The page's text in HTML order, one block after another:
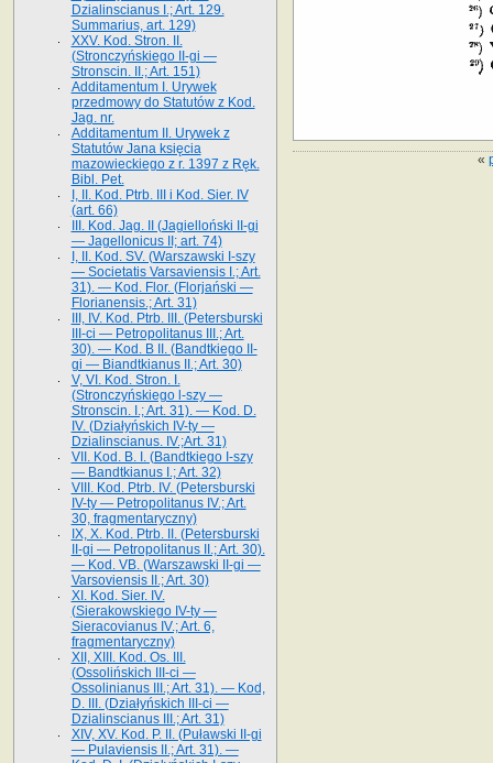
«
Dzialinscianus I.; Art. 129.
Summarius, art. 129)
XXV. Kod. Stron. II.
(Stronczyńskiego II-gi —
Stronscin. II.; Art. 151)
Additamentum I. Urywek
przedmowy do Statutów z Kod.
Jag. nr.
Additamentum II. Urywek z
Statutów Jana księcia
mazowieckiego z r. 1397 z Ręk.
Bibl. Pet.
I, II. Kod. Ptrb. III i Kod. Sier. IV
(art. 66)
III. Kod. Jag. II (Jagielloński II-gi
— Jagellonicus II; art. 74)
I, II. Kod. SV. (Warszawski I-szy
— Societatis Varsaviensis I.; Art.
31). — Kod. Flor. (Florjański —
Florianensis.; Art. 31)
III, IV. Kod. Ptrb. III. (Petersburski
III-ci — Petropolitanus III.; Art.
30). — Kod. B II. (Bandtkiego II-
gi — Biandtkianus II.; Art. 30)
V, VI. Kod. Stron. I.
(Stronczyńskiego l-szy —
Stronscin. I.; Art. 31). — Kod. D.
IV. (Działyńskich IV-ty —
Dzialinscianus. IV.;Art. 31)
VII. Kod. B. I. (Bandtkiego I-szy
— Bandtkianus I.; Art. 32)
VIII. Kod. Ptrb. IV. (Petersburski
IV-ty — Petropolitanus IV.; Art.
30, fragmentaryczny)
IX, X. Kod. Ptrb. II. (Petersburski
II-gi — Petropolitanus II.; Art. 30).
— Kod. VB. (Warszawski II-gi —
Varsoviensis II.; Art. 30)
XI. Kod. Sier. IV.
(Sierakowskiego IV-ty —
Sieracovianus IV.; Art. 6,
fragmentaryczny)
XII, XIII. Kod. Os. III.
(Ossolińskich III-ci —
Ossolinianus III.; Art. 31). — Kod,
D. III. (Działyńskich III-ci —
Dzialinscianus III.; Art. 31)
XIV, XV. Kod. P. II. (Puławski II-gi
— Pulaviensis II.; Art. 31). —